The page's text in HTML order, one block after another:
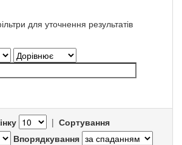
для уточнення результатів
| Сортування
Впорядкування